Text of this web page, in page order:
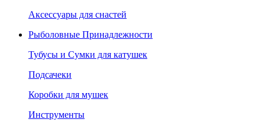
Аксессуары для снастей
Рыболовные Принадлежности
Тубусы и Сумки для катушек
Подсачеки
Коробки для мушек
Инструменты